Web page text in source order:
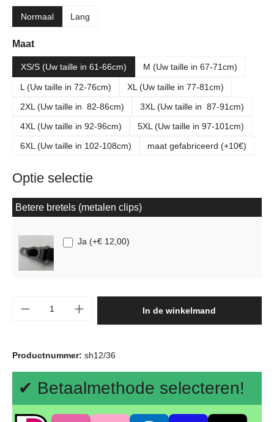
Normaal Lang
Selecteer
Maat
XS/S (Uw taille in 61-66cm) M (Uw taille in 67-71cm)
L (Uw taille in 72-76cm)
XL (Uw taille in 77-81cm)
2XL (Uw taille in 82-86cm)
3XL (Uw taille in 87-91cm)
4XL (Uw taille in 92-96cm)
5XL (Uw taille in 97-101cm)
6XL (Uw taille in 102-108cm)
maat gefabriceerd (+10€)
Optie selectie
Betere bretels (metalen clips)
Ja (+€ 12,00)
Producthoeveelheid: Voer de gewenste
In de winkelmand
Productnummer: sh12/36
✔ Betaalmethode selecteren!